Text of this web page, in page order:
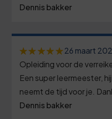
Dennis bakker
26 maart
Opleiding voor de
Een super leermeester,
neemt de tijd voor je.
Dennis bakker
2
3
4
5
2
8
1
4
8
4
6
6
7
8
3
4
9
4
9
7
8
9
0
6
1
6
1
6
1